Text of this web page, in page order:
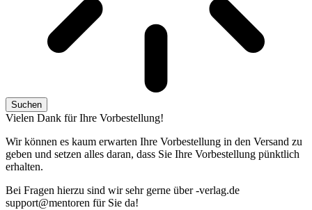
Suchen
Vielen Dank für Ihre Vorbestellung!
Wir können es kaum erwarten Ihre Vorbestellung in den Versand zu
geben und setzen alles daran, dass Sie Ihre Vorbestellung pünktlich
erhalten.
Bei Fragen hierzu sind wir sehr gerne übered.galrev-
nerotnem
@troppus für Sie da!